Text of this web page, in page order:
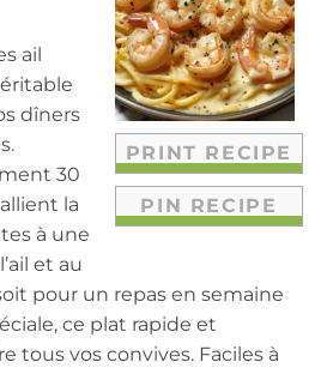
PRINT RECIPE
PIN RECIPE
ail
dîners
30
la
à une
et au
pour un repas en semaine
ce plat rapide et
tous vos convives. Faciles à